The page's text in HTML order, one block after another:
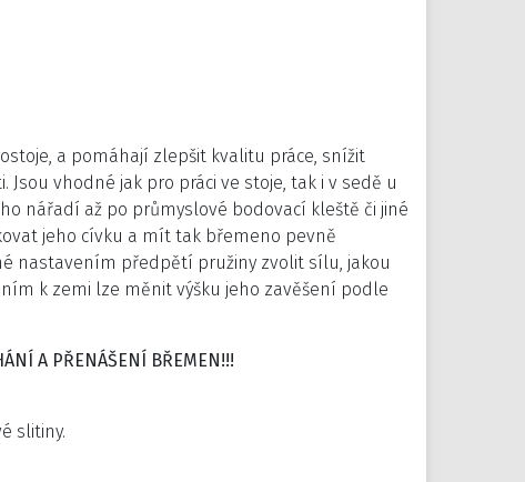
a pomáhají zlepšit kvalitu práce, snížit
vhodné jak pro práci ve stoje, tak i v sedě u
nářadí až po průmyslové bodovací kleště či jiné
jeho cívku a mít tak břemeno pevně
nastavením předpětí pružiny zvolit sílu, jakou
k zemi lze měnit výšku jeho zavěšení podle
A PŘENÁŠENÍ BŘEMEN!!!
slitiny.